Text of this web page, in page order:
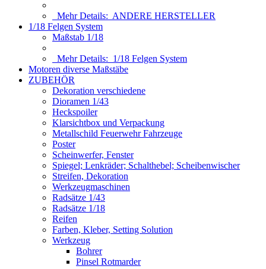
Mehr Details: ANDERE HERSTELLER
1/18 Felgen System
Maßstab 1/18
Mehr Details: 1/18 Felgen System
Motoren diverse Maßstäbe
ZUBEHÖR
Dekoration verschiedene
Dioramen 1/43
Heckspoiler
Klarsichtbox und Verpackung
Metallschild Feuerwehr Fahrzeuge
Poster
Scheinwerfer, Fenster
Spiegel; Lenkräder; Schalthebel; Scheibenwischer
Streifen, Dekoration
Werkzeugmaschinen
Radsätze 1/43
Radsätze 1/18
Reifen
Farben, Kleber, Setting Solution
Werkzeug
Bohrer
Pinsel Rotmarder